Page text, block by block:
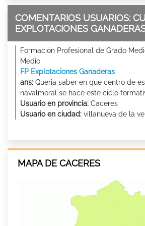
COMENTARIOS USUARIOS:
EXPLOTACIONES
Formación Profesional de Grado
Medio
FP Explotaciones Ganaderas
ans: Queria saber en que centro de
navalmoral se hace este ciclo
Usuario en provincia: Caceres
Usuario en ciudad: villanueva de la
MAPA DE CACERES